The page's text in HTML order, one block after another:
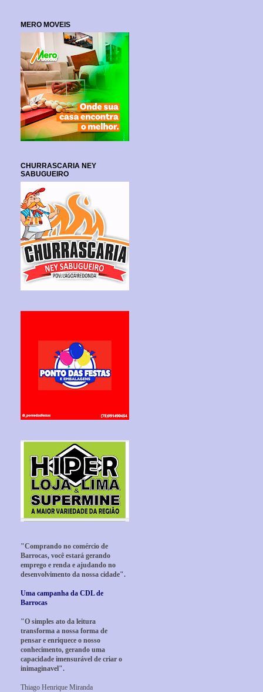
MERO MOVEIS
CHURRASCARIA NEY
SABUGUEIRO
"Comprando no comércio de
Barrocas, você estará gerando
emprego e renda e ajudando no
desenvolvimento da nossa cidade".
Uma campanha da CDL de
Barrocas
"O simples ato da leitura
transforma a nossa forma de
pensar e enriquece o nosso
conhecimento, gerando uma
capacidade imensurável de criar o
inimaginavel".
Thiago Henrique Miranda